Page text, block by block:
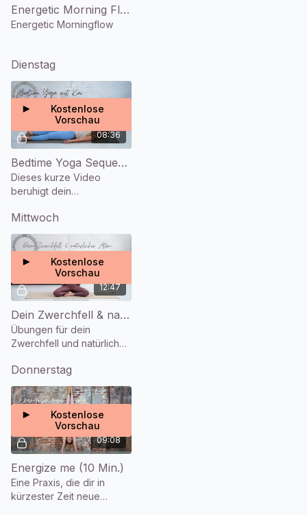
Energetic Morning Flow (8 Min.)
Energetic Morningflow
Dienstag
08:36
Kostenlose
Vorschau
Bedtime Yoga Sequenz mit Kai (9 Min.)
Dieses kurze Video
beruhigt dein
bereitet dich auf tiefe
Entspannung sowie einen
erholsamen Schlaf vor.
Mittwoch
12:47
Kostenlose
Vorschau
Dein Zwerchfell & natürlicher Atmen (13 Min.)
Übungen für dein
Zwerchfell und natürliche
Donnerstag
09:08
Kostenlose
Vorschau
Energize me (10 Min.)
Eine Praxis, die dir in
kürzester Zeit neue